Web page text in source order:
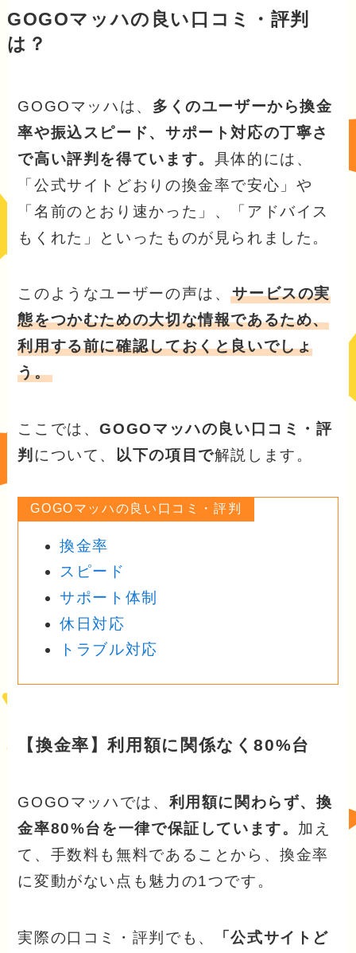
GOGOマッハの良い口コミ・評判
は？
GOGOマッハは、 多くのユーザーから換金
率や振込スピード、サポート対応の丁寧さ
で高い評判を得ています。 具体的には、
「公式サイトどおりの換金率で安心」や
「名前のとおり速かった」、「アドバイス
もくれた」といったものが見られました。
このようなユーザーの声は、サービスの実
態をつかむための大切な情報であるため、
利用する前に確認しておくと良いでしょ
う。
ここでは、GOGOマッハの良い口コミ・評
判 について、 以下の項目で解説します。
GOGOマッハの良い口コミ・評判
換金率
スピード
サポート体制
休日対応
トラブル対応
【換金率】利用額に関係なく80%台
GOGOマッハでは、 利用額に関わらず、換
金率80%台を一律で保証しています。 加え
て、手数料も無料であることから、換金率
に変動がない点も魅力の1つです。
実際の口コミ・評判でも、
「公式サイトど